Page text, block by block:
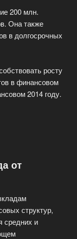
200 млн.
Она также
в долгосрочных
росту
в финансовом
2014 году.
от
структур,
средних и